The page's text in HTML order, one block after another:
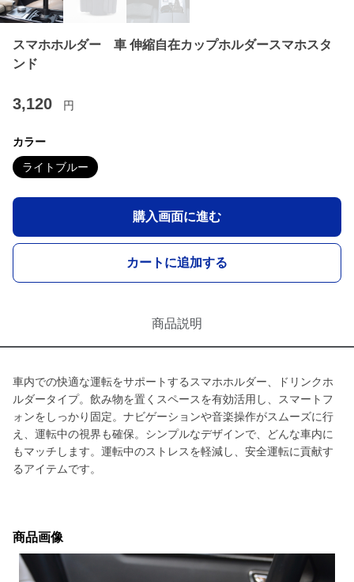
スマホホルダー 車 伸縮自在カップホルダースマホスタ
ンド
3,120 円
カラー
ライトブルー
購入画面に進む
カートに追加する
商品説明
車内での快適な運転をサポートするスマホホルダー、ドリンクホ
ルダータイプ。飲み物を置くスペースを有効活用し、スマートフ
ォンをしっかり固定。ナビゲーションや音楽操作がスムーズに行
え、運転中の視界も確保。シンプルなデザインで、どんな車内に
もマッチします。運転中のストレスを軽減し、安全運転に貢献す
るアイテムです。
商品画像